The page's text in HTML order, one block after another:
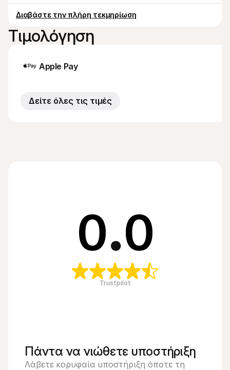
Διαβάστε την πλήρη τεκμηρίωση
Τιμολόγηση
Apple Pay
Δείτε όλες τις τιμές
0.0
Trustpilot
Πάντα να νιώθετε υποστήριξη
Λάβετε κορυφαία υποστήριξη όποτε τη